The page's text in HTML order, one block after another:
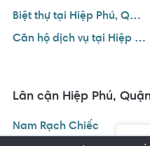
Biệt thự tại Hiệp Phú, Quận 9
Căn hộ dịch vụ tại Hiệp Phú, Quận 9
Lân cận Hiệp Phú,
Nam Rạch Chiếc